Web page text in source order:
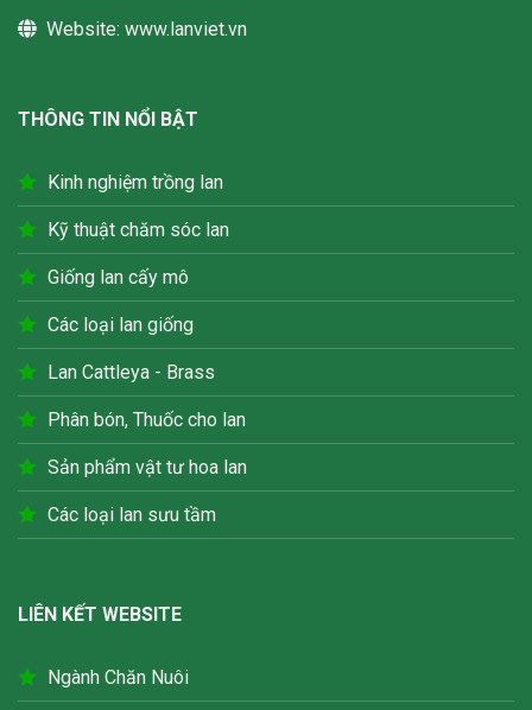
Website: www.lanviet.vn
THÔNG TIN NỔI BẬT
Kinh nghiệm trồng lan
Kỹ thuật chăm sóc lan
Giống lan cấy mô
Các loại lan giống
Lan Cattleya - Brass
Phân bón, Thuốc cho lan
Sản phẩm vật tư hoa lan
Các loại lan sưu tầm
LIÊN KẾT WEBSITE
Ngành Chăn Nuôi